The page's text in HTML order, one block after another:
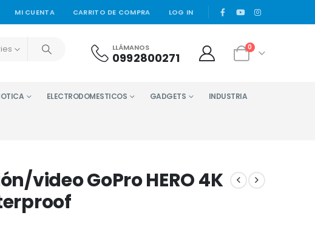
MI CUENTA CARRITO DE COMPRA LOG IN |
LLÁMANOS
0992800271
0
ELECTRODOMESTICOS GADGETS INDUSTRIA
video GoPro HERO 4K